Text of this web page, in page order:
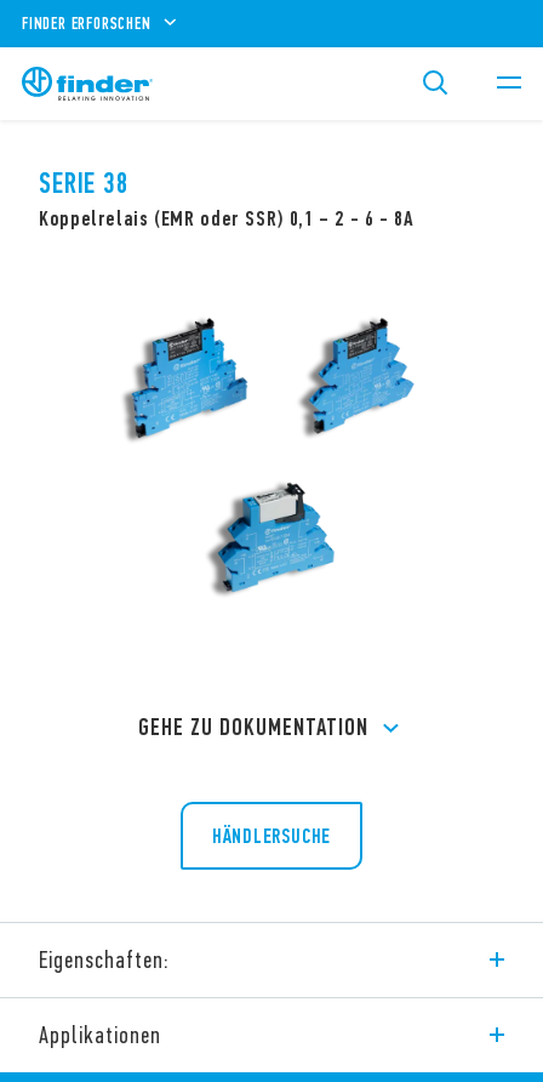
FINDER ERFORSCHEN
SERIE 38
Koppelrelais (EMR oder SSR) 0,1 – 2 - 6 - 8A
GEHE ZU DOKUMENTATION
HÄNDLERSUCHE
Eigenschaften:
Sichere Trennung, 6 kV (1,2/50 μs) zwischen Spule –
Applikationen